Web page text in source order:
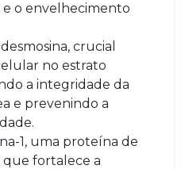
e o envelhecimento
crucial
no estrato
a integridade da
e prevenindo a
1, uma proteína de
fortalece a